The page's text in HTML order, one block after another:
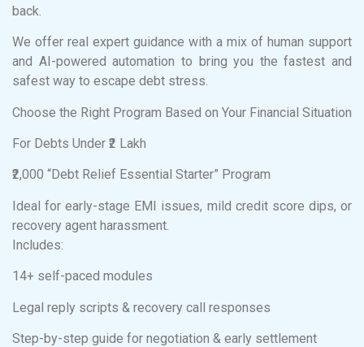
back.
We offer real expert guidance with a mix of human support
and AI-powered automation to bring you the fastest and
safest way to escape debt stress.
Choose the Right Program Based on Your Financial Situation
For Debts Under ₹2 Lakh
₹2,000 “Debt Relief Essential Starter” Program
Ideal for early-stage EMI issues, mild credit score dips, or
recovery agent harassment.
Includes:
14+ self-paced modules
Legal reply scripts & recovery call responses
Step-by-step guide for negotiation & early settlement